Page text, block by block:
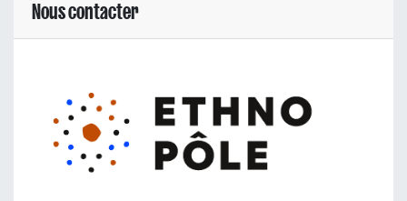
Nous contacter